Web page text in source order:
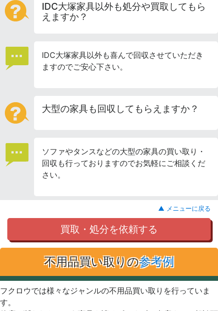
IDC大塚家具以外も処分や買取してもら
えますか？
IDC大塚家具以外も喜んで回収させていただき
ますのでご安心下さい。
大型の家具も回収してもらえますか？
ソファやタンスなどの大型の家具の買い取り・
回収も行っておりますのでお気軽にご相談くだ
さい。
▲ メニューに戻る
買取・処分を依頼する
不用品買い取りの参考例
フクロウでは様々なジャンルの不用品買い取りを行っていま
す。